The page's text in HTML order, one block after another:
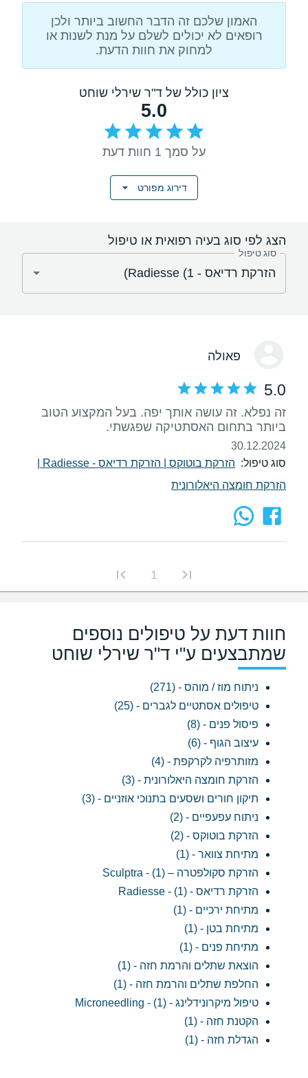
האמון שלכם זה הדבר החשוב ביותר ולכן
רופאים לא יכולים לשלם על מנת לשנות או
למחוק את חוות הדעת.
ציון כולל של ד"ר שירלי שוחט
5.0
על סמך 1 חוות דעת
דירוג מפורט
הצג לפי סוג בעיה רפואית או טיפול
סוג טיפול
פאולה
5.0
זה נפלא. זה עושה אותך יפה. בעל המקצוע הטוב
ביותר בתחום האסתטיקה שפגשתי.
30.12.2024
סוג טיפול: הזרקת בוטוקס הזרקת רדיאס - Radiesse
הזרקת חומצה היאלורונית
1
חוות דעת על טיפולים נוספים
שמתבצעים ע"י ד"ר שירלי שוחט
ניתוח מוז / מוהס - (271)
טיפולים אסתטיים לגברים - (25)
פיסול פנים - (8)
עיצוב הגוף - (6)
מזותרפיה לקרקפת - (4)
הזרקת חומצה היאלורונית - (3)
תיקון חורים ושסעים בתנוכי אוזניים - (3)
ניתוח עפעפיים - (2)
הזרקת בוטוקס - (2)
מתיחת צוואר - (1)
הזרקת סקולפטרה – Sculptra - (1)
הזרקת רדיאס - Radiesse - (1)
מתיחת ירכיים - (1)
מתיחת בטן - (1)
מתיחת פנים - (1)
הוצאת שתלים והרמת חזה - (1)
החלפת שתלים והרמת חזה - (1)
טיפול מיקרונידלינג - Microneedling - (1)
הקטנת חזה - (1)
הגדלת חזה - (1)